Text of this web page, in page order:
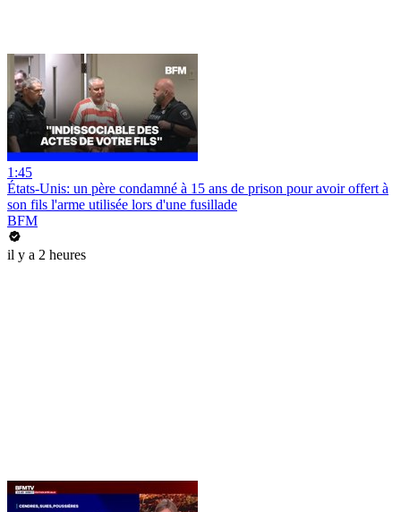
1:45
États-Unis: un père condamné à 15 ans de prison pour avoir offert à
son fils l'arme utilisée lors d'une fusillade
BFM
il y a 2 heures